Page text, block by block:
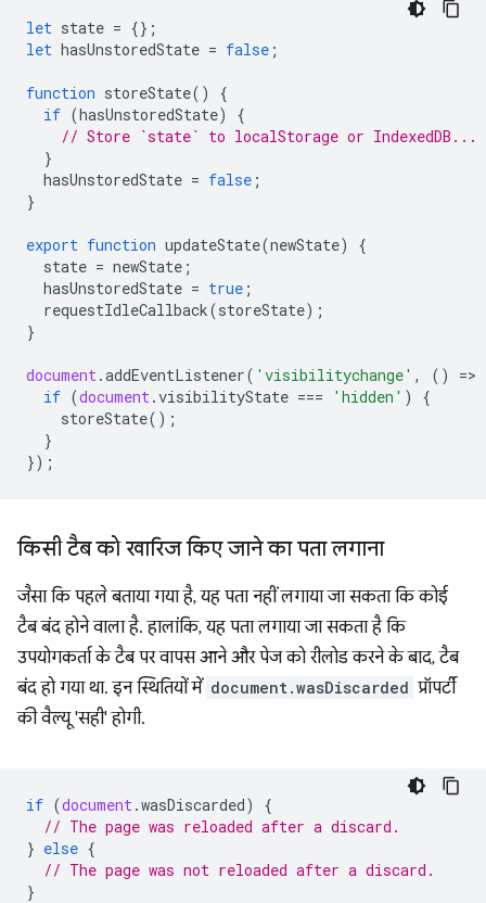
let state = {};
let hasUnstoredState = false ;
function storeState()
{
if (hasUnstoredState)
{
// Store `state` to localStorage or IndexedDB...
}
hasUnstoredState = false ;
}
export function updateState(newState)
{
state = newState ;
hasUnstoredState = true ;
requestIdleCallback(storeState);
}
document.addEventListener( 'visibilitychange' , () =>
if (document.visibilityState === 'hidden' )
{
storeState();
}
});
किसी टैब को खारिज किए जाने का पता लगाना
जैसा कि पहले बताया गया है, यह पता नहीं लगाया जा सकता कि कोई
टैब बंद होने वाला है. हालांकि, यह पता लगाया जा सकता है कि
उपयोगकर्ता के टैब पर वापस आने और पेज को रीलोड करने के बाद, टैब
बंद हो गया था. इन स्थितियों में document.wasDiscarded प्रॉपर्टी
की वैल्यू 'सही' होगी.
if (document.wasDiscarded)
{
// The page was reloaded after a discard.
} else {
// The page was not reloaded after a discard.
}